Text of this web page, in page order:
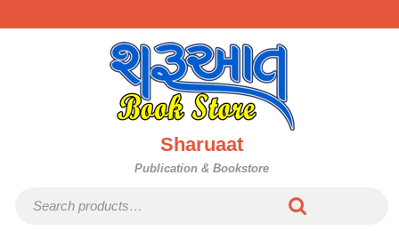
to
Sharuaat
Publication & Bookstore